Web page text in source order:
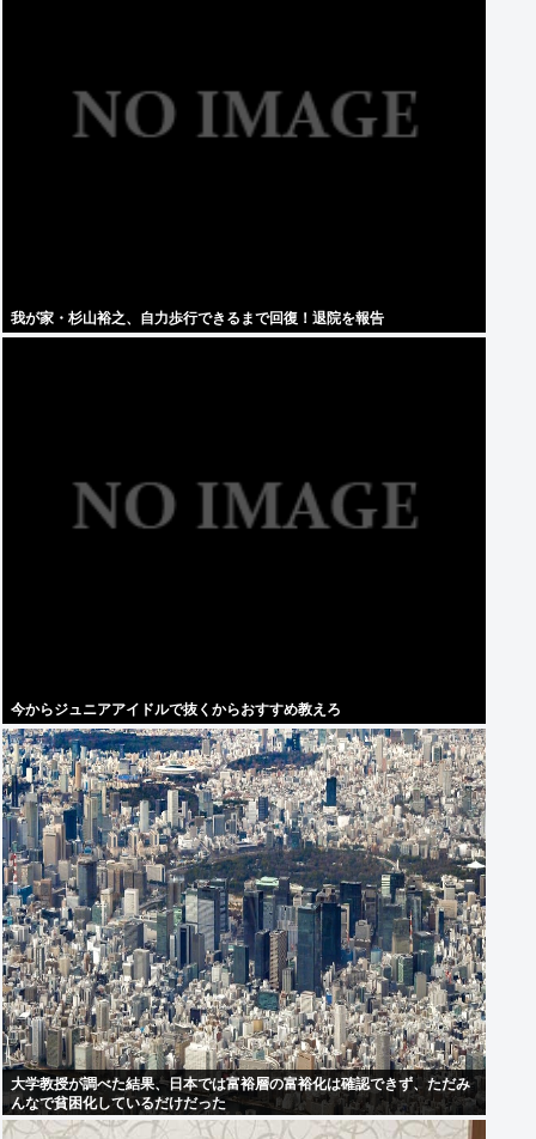
我が家・杉山裕之、自力歩行できるまで回復！退院を報告
今からジュニアアイドルで抜くからおすすめ教えろ
大学教授が調べた結果、日本では富裕層の富裕化は確認できず、ただみ
んなで貧困化しているだけだった